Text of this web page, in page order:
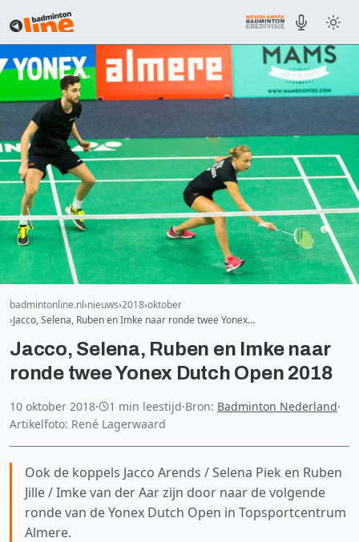
badmintonline.nl nieuws 2018 oktober
Jacco, Selena, Ruben en Imke naar ronde twee Yonex…
Jacco, Selena, Ruben en Imke naar
ronde twee Yonex Dutch Open 2018
10 oktober 2018· 1 min leestijd·Bron: Badminton Nederland·
Artikelfoto: René Lagerwaard
Ook de koppels Jacco Arends / Selena Piek en Ruben
Jille / Imke van der Aar zijn door naar de volgende
ronde van de Yonex Dutch Open in Topsportcentrum
Almere.